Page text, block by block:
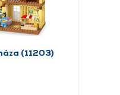
(11203)